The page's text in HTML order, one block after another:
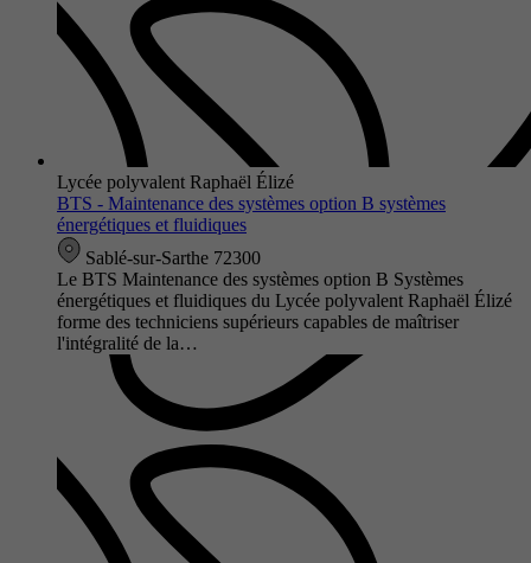
Lycée polyvalent Raphaël Élizé
BTS - Maintenance des systèmes option B systèmes
énergétiques et fluidiques
Sablé-sur-Sarthe 72300
Le BTS Maintenance des systèmes option B Systèmes
énergétiques et fluidiques du Lycée polyvalent Raphaël Élizé
forme des techniciens supérieurs capables de maîtriser
l'intégralité de la…